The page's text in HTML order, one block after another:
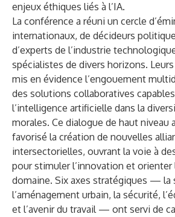
enjeux éthiques liés à l’IA.
La conférence a réuni un cercle
internationaux, de décideurs
d’experts de l’industrie
spécialistes de divers horizons.
mis en évidence l’engouement
des solutions collaboratives capables
l’intelligence artificielle dans la
morales. Ce dialogue de haut niveau
favorisé la création de nouvelles
intersectorielles, ouvrant la voie à
pour stimuler l’innovation et orienter
domaine. Six axes stratégiques — la
l’aménagement urbain, la sécurité,
et l’avenir du travail — ont servi de